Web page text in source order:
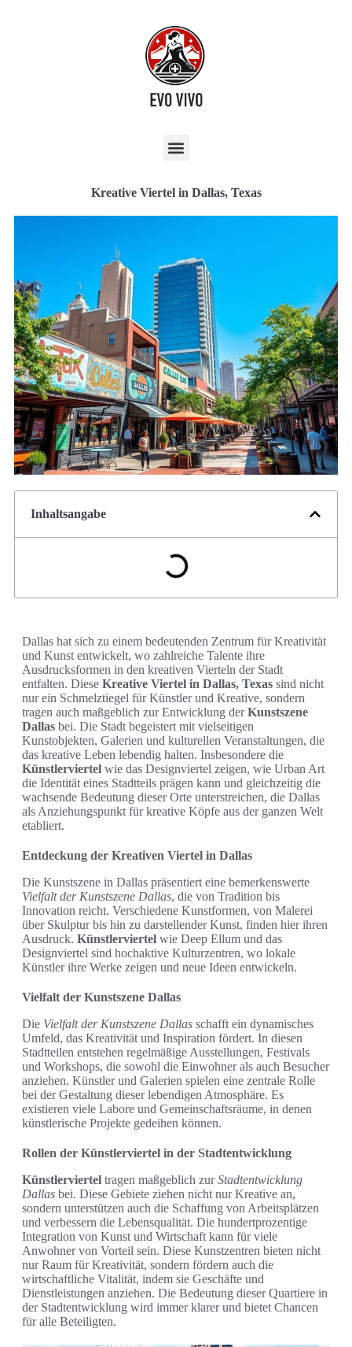
Kreative Viertel in Dallas, Texas
Inhaltsangabe
Dallas hat sich zu einem bedeutenden Zentrum für Kreativität
und Kunst entwickelt, wo zahlreiche Talente ihre
Ausdrucksformen in den kreativen Vierteln der Stadt
entfalten. Diese Kreative Viertel in Dallas, Texas sind nicht
nur ein Schmelztiegel für Künstler und Kreative, sondern
tragen auch maßgeblich zur Entwicklung derKunstszene
Dallas bei. Die Stadt begeistert mit vielseitigen
Kunstobjekten, Galerien und kulturellen Veranstaltungen, die
das kreative Leben lebendig halten. Insbesondere die
Künstlerviertel wie das Designviertel zeigen, wie Urban Art
die Identität eines Stadtteils prägen kann und gleichzeitig die
wachsende Bedeutung dieser Orte unterstreichen, die Dallas
als Anziehungspunkt für kreative Köpfe aus der ganzen Welt
etabliert.
Entdeckung der Kreativen Viertel in Dallas
Die Kunstszene in Dallas präsentiert eine bemerkenswerte
Vielfalt der Kunstszene Dallas, die von Tradition bis
Innovation reicht. Verschiedene Kunstformen, von Malerei
über Skulptur bis hin zu darstellender Kunst, finden hier ihren
Ausdruck. Künstlerviertel wie Deep Ellum und das
Designviertel sind hochaktive Kulturzentren, wo lokale
Künstler ihre Werke zeigen und neue Ideen entwickeln.
Vielfalt der Kunstszene Dallas
Die Vielfalt der Kunstszene Dallas schafft ein dynamisches
Umfeld, das Kreativität und Inspiration fördert. In diesen
Stadtteilen entstehen regelmäßige Ausstellungen, Festivals
und Workshops, die sowohl die Einwohner als auch Besucher
anziehen. Künstler und Galerien spielen eine zentrale Rolle
bei der Gestaltung dieser lebendigen Atmosphäre. Es
existieren viele Labore und Gemeinschaftsräume, in denen
künstlerische Projekte gedeihen können.
Rollen der Künstlerviertel in der Stadtentwicklung
Künstlerviertel tragen maßgeblich zurStadtentwicklung
Dallas bei. Diese Gebiete ziehen nicht nur Kreative an,
sondern unterstützen auch die Schaffung von Arbeitsplätzen
und verbessern die Lebensqualität. Die hundertprozentige
Integration von Kunst und Wirtschaft kann für viele
Anwohner von Vorteil sein. Diese Kunstzentren bieten nicht
nur Raum für Kreativität, sondern fördern auch die
wirtschaftliche Vitalität, indem sie Geschäfte und
Dienstleistungen anziehen. Die Bedeutung dieser Quartiere in
der Stadtentwicklung wird immer klarer und bietet Chancen
für alle Beteiligten.